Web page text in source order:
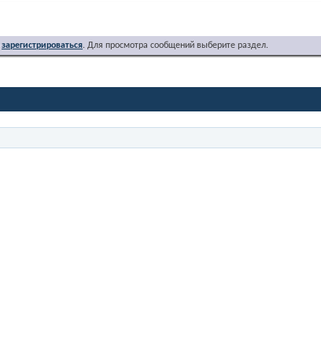
зарегистрироваться. Для просмотра сообщений выберите раздел.